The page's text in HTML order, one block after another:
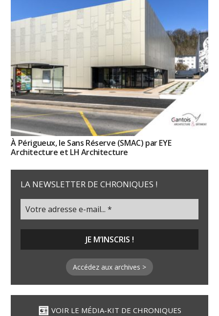
À Périgueux, le Sans Réserve (SMAC) par EYE
Architecture et LH Architecture
LA NEWSLETTER DE CHRONIQUES !
Accédez aux archives >
VOIR LE MÉDIA-KIT DE CHRONIQUES